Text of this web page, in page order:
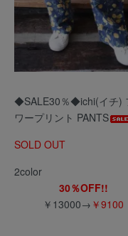
◆SALE30％◆ichi(イチ)
ワープリント PANTS
SOLD OUT
2color
30％OFF!!
￥13000→ ￥9100